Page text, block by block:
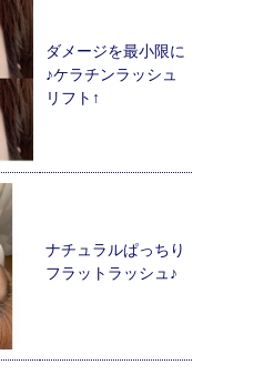
ダメージを最小限に
♪ケラチンラッシュ
リフト↑
ナチュラルぱっちり
フラットラッシュ♪